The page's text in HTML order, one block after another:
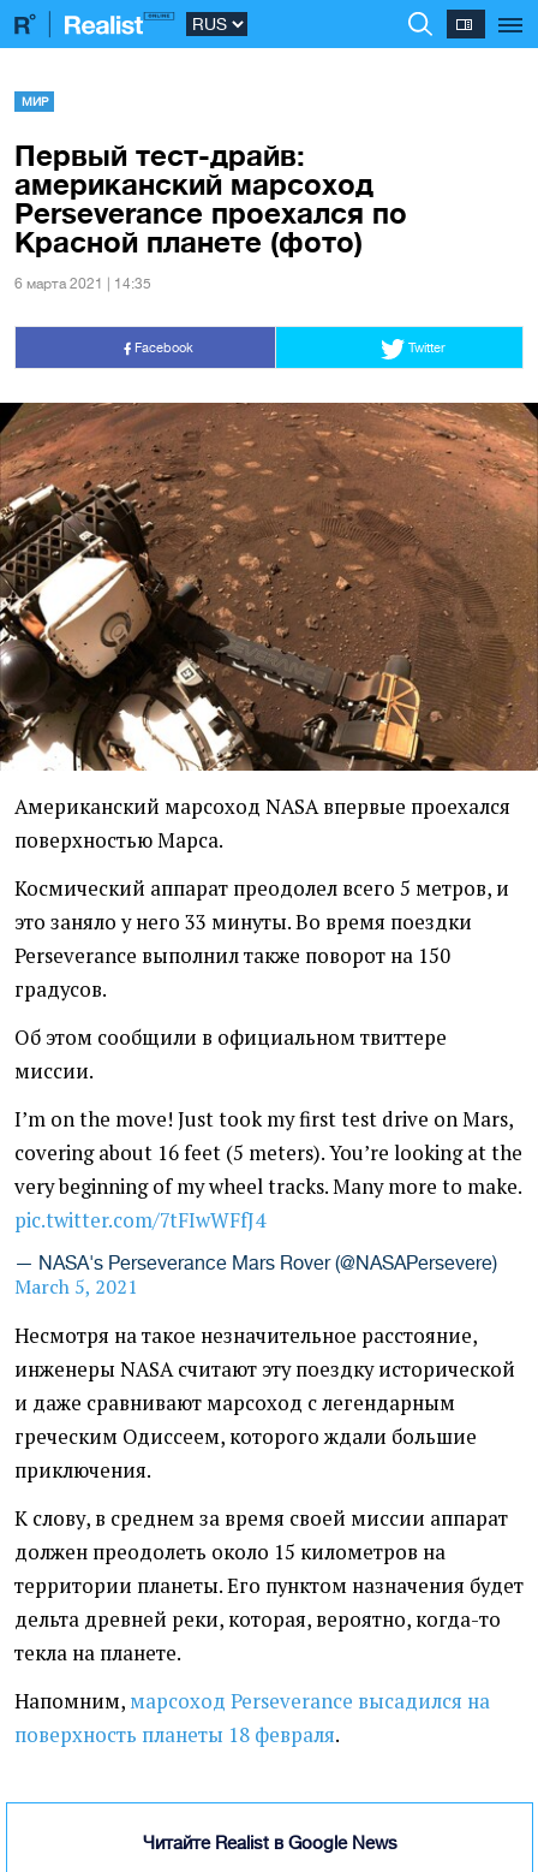
МИР
Первый тест-драйв:
американский марсоход
Perseverance проехался по
Красной планете (фото)
6 марта 2021 | 14:35
Facebook Twitter
Американский марсоход NASA впервые проехался
поверхностью Марса.
Космический аппарат преодолел всего 5 метров, и
это заняло у него 33 минуты. Во время поездки
Perseverance выполнил также поворот на 150
градусов.
Об этом сообщили в официальном твиттере
миссии.
I’m on the move! Just took my first test drive on Mars,
covering about 16 feet (5 meters). You’re looking at the
very beginning of my wheel tracks. Many more to make.
pic.twitter.com/7tFIwWFfJ4
— NASA's Perseverance Mars Rover (@NASAPersevere)
March 5, 2021
Несмотря на такое ​​незначительное расстояние,
инженеры NASA считают эту поездку исторической
и даже сравнивают марсоход с легендарным
греческим Одиссеем, которого ждали большие
приключения.
К слову, в среднем за время своей миссии аппарат
должен преодолеть около 15 километров на
территории планеты. Его пунктом назначения будет
дельта древней реки, которая, вероятно, когда-то
текла на планете.
Напомним, марсоход Perseverance высадился на
поверхность планеты 18 февраля.
Читайте Realist в Google News